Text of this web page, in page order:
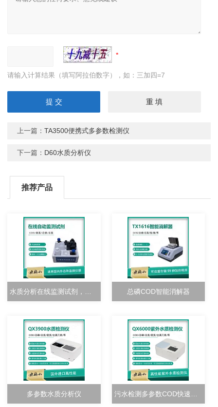
请输入计算结果（填写阿拉伯数字），如：三加四=7
上一篇：TA3500便携式多参数检测仪
下一篇： D60水质分析仪
推荐产品
总磷COD智能消解器
多参数水质分析仪